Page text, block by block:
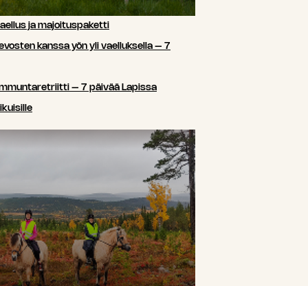
ja majoituspaketti
kanssa yön yli vaelluksella – 7
– 7 päivää Lapissa